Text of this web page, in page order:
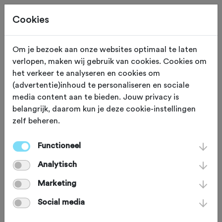
Beoordeling toevoegen voor:
AVIKO MTB Kruisbergtocht 2025
- 19-10-2025
Je beoordeling helpt andere sportieve fietsers op
weg. Bedankt!
Wat vond je van deze toertocht?
Cookies
Om je bezoek aan onze websites optimaal te laten
verlopen, maken wij gebruik van cookies. Cookies om
het verkeer te analyseren en cookies om
(advertentie)inhoud te personaliseren en sociale
media content aan te bieden. Jouw privacy is
belangrijk, daarom kun je deze cookie-instellingen
zelf beheren.
Functioneel
Analytisch
Marketing
Social media